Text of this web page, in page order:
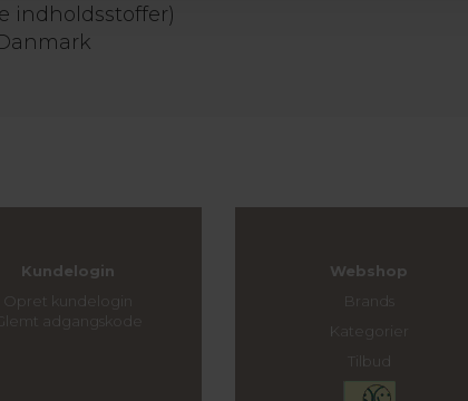
indholdsstoffer)
Kundelogin
Opret kundelogin
Glemt adgangskode
Webshop
Brands
Kategorier
Tilbud